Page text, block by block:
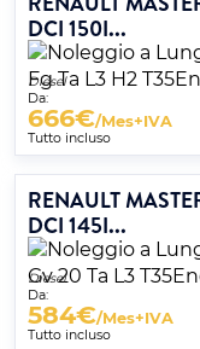
DCI 150I...
Diesel
Da:
666€/Mes+IVA
Tutto incluso
RENAULT
DCI 145I...
Diesel
Da:
584€/Mes+IVA
Tutto incluso